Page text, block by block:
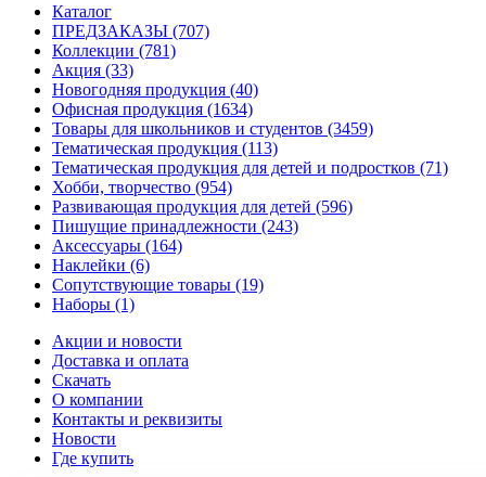
Каталог
ПРЕДЗАКАЗЫ (707)
Коллекции (781)
Акция (33)
Новогодняя продукция (40)
Офисная продукция (1634)
Товары для школьников и студентов (3459)
Тематическая продукция (113)
Тематическая продукция для детей и подростков (71)
Хобби, творчество (954)
Развивающая продукция для детей (596)
Пишущие принадлежности (243)
Аксессуары (164)
Наклейки (6)
Сопутствующие товары (19)
Наборы (1)
Акции и новости
Доставка и оплата
Скачать
О компании
Контакты и реквизиты
Новости
Где купить